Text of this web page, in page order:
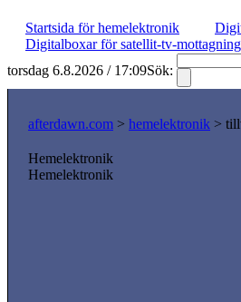
Startsida för hemelektronik
Digitalboxar för satellit-tv-mottagning
torsdag 6.8.2026 / 17:09Sök:
afterdawn.com > hemelektronik >
Hemelektronik
Hemelektronik